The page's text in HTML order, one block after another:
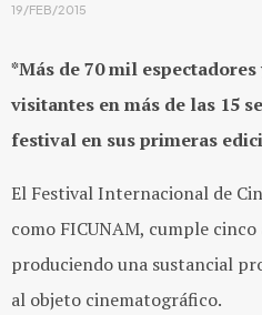
19/FEB/2015
*Más de 70 mil
visitantes en más de las 15
festival en sus primeras
El Festival Internacional de
como FICUNAM, cumple
produciendo una sustancial
al objeto cinematográfico.